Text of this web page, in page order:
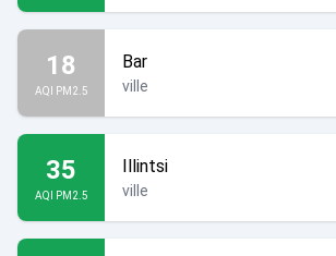
18
AQI PM2.5
Bar
ville
35
AQI PM2.5
Illintsi
ville